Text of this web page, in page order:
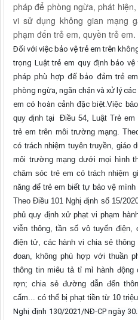
pháp để phòng ngừa, phát
vi sử dụng không gian mạng
phạm đến trẻ em, quyền trẻ em.
Đối với việc bảo vệ trẻ em trên
trọng Luật trẻ em quy định bảo
pháp phù hợp để bảo đảm trẻ
phòng ngừa, ngăn chặn và xử lý
em có hoàn cảnh đặc biệt.Việc
quy định tại Điều 54, Luật Trẻ em
trẻ em trên môi trường mạng.
có trách nhiệm tuyên truyền, giáo
môi trường mạng dưới mọi hình
chăm sóc trẻ em có trách nhiệm
năng để trẻ em biết tự bảo vệ
Theo Điều 101 Nghị định số 15/
phủ quy định xử phạt vi phạm
viễn thông, tần số vô tuyến điện,
điện tử, các hành vi chia sẻ
đoan, không phù hợp với thuần
thông tin miêu tả tỉ mỉ hành
rợn; chia sẻ đường dẫn đến
cấm... có thể bị phạt tiền từ 10
Nghị định 130/2021/NĐ-CP ngày